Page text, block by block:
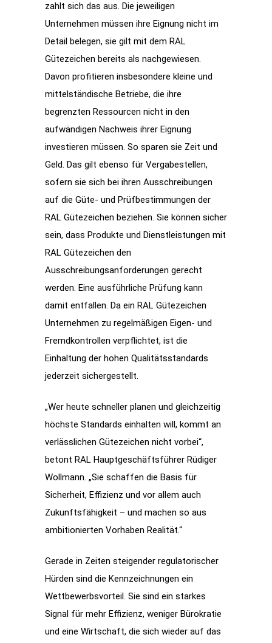
zahlt sich das aus. Die jeweiligen
Unternehmen müssen ihre Eignung nicht im
Detail belegen, sie gilt mit dem RAL
Gütezeichen bereits als nachgewiesen.
Davon profitieren insbesondere kleine und
mittelständische Betriebe, die ihre
begrenzten Ressourcen nicht in den
aufwändigen Nachweis ihrer Eignung
investieren müssen. So sparen sie Zeit und
Geld. Das gilt ebenso für Vergabestellen,
sofern sie sich bei ihren Ausschreibungen
auf die Güte- und Prüfbestimmungen der
RAL Gütezeichen beziehen. Sie können sicher
sein, dass Produkte und Dienstleistungen mit
RAL Gütezeichen den
Ausschreibungsanforderungen gerecht
werden. Eine ausführliche Prüfung kann
damit entfallen. Da ein RAL Gütezeichen
Unternehmen zu regelmäßigen Eigen- und
Fremdkontrollen verpflichtet, ist die
Einhaltung der hohen Qualitätsstandards
jederzeit sichergestellt.
„Wer heute schneller planen und gleichzeitig
höchste Standards einhalten will, kommt an
verlässlichen Gütezeichen nicht vorbei“,
betont RAL Hauptgeschäftsführer Rüdiger
Wollmann. „Sie schaffen die Basis für
Sicherheit, Effizienz und vor allem auch
Zukunftsfähigkeit – und machen so aus
ambitionierten Vorhaben Realität.“
Gerade in Zeiten steigender regulatorischer
Hürden sind die Kennzeichnungen ein
Wettbewerbsvorteil. Sie sind ein starkes
Signal für mehr Effizienz, weniger Bürokratie
und eine Wirtschaft, die sich wieder auf das